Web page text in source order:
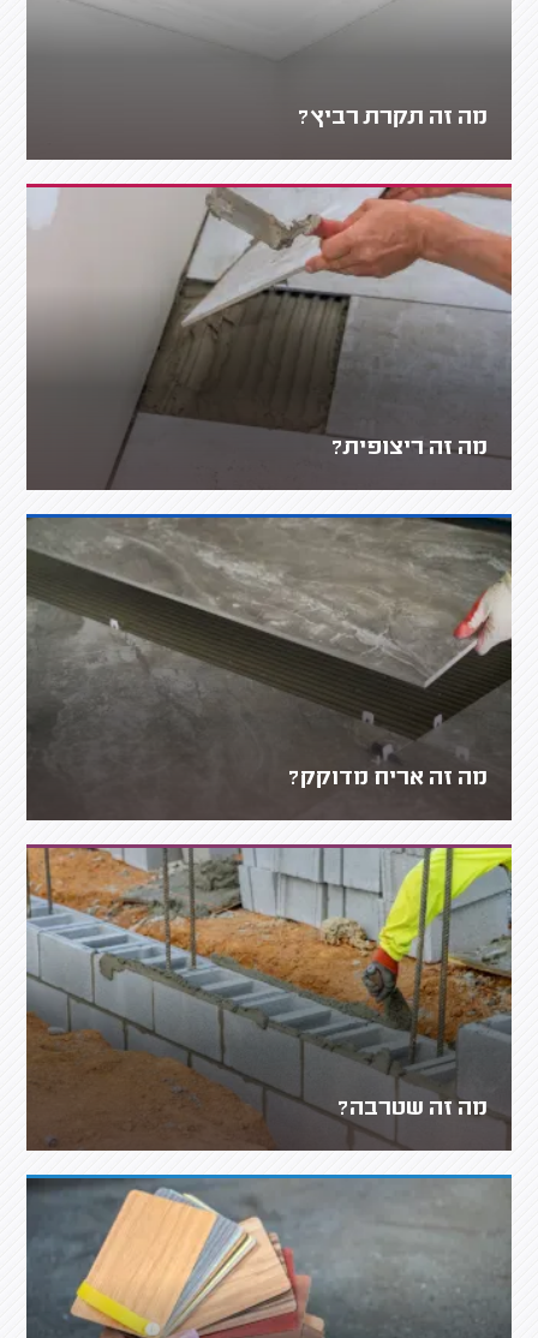
מה זה תקרת רביץ?
מה זה ריצופית?
מה זה אריח מדוקק?
מה זה שטרבה?